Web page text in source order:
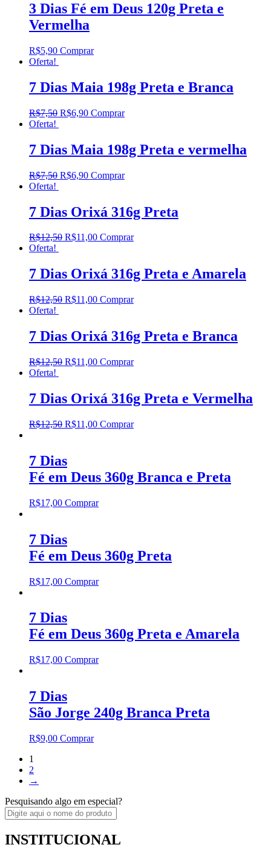
3 Dias Fé em Deus 120g Preta e
Vermelha
R$5,90 Comprar
Oferta!
7 Dias Maia 198g Preta e Branca
R$7,50 R$6,90 Comprar
Oferta!
7 Dias Maia 198g Preta e vermelha
R$7,50 R$6,90 Comprar
Oferta!
7 Dias Orixá 316g Preta
R$12,50 R$11,00 Comprar
Oferta!
7 Dias Orixá 316g Preta e Amarela
R$12,50 R$11,00 Comprar
Oferta!
7 Dias Orixá 316g Preta e Branca
R$12,50 R$11,00 Comprar
Oferta!
7 Dias Orixá 316g Preta e Vermelha
R$12,50 R$11,00 Comprar
7 Dias
Fé em Deus 360g Branca e Preta
R$17,00 Comprar
7 Dias
Fé em Deus 360g Preta
R$17,00 Comprar
7 Dias
Fé em Deus 360g Preta e Amarela
R$17,00 Comprar
7 Dias
São Jorge 240g Branca Preta
R$9,00 Comprar
1
2
→
Pesquisando algo em especial?
INSTITUCIONAL